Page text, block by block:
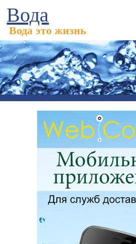
Вода
Вода это жизнь